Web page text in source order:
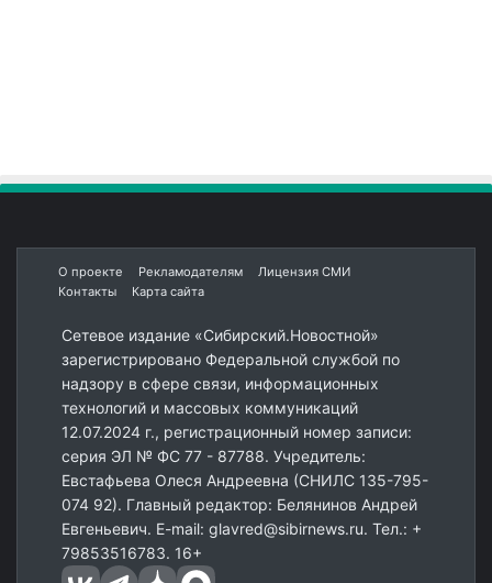
О проекте Рекламодателям
Лицензия СМИ
Контакты
Карта сайта
Сетевое издание «Сибирский.Новостной»
зарегистрировано Федеральной службой по
надзору в сфере связи, информационных
технологий и массовых коммуникаций
12.07.2024 г., регистрационный номер записи:
серия ЭЛ № ФС 77 - 87788. Учредитель:
Евстафьева Олеся Андреевна (СНИЛС 135-795-
074 92). Главный редактор: Белянинов Андрей
Евгеньевич. E-mail: glavred@sibirnews.ru. Тел.: +
79853516783. 16+